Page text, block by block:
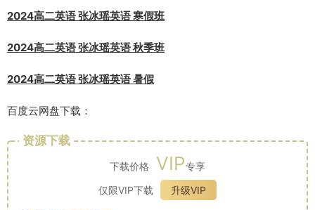
2024高二英语 张冰瑶英语 寒假班
2024高二英语 张冰瑶英语 秋季班
2024高二英语 张冰瑶英语 暑假
百度云网盘下载：
资源下载
下载价格 VIP专享
仅限VIP下载
升级VIP